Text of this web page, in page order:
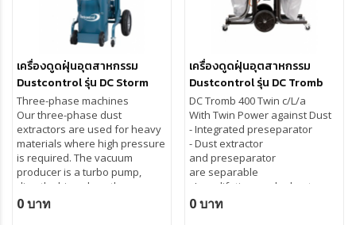
เครื่องดูดฝุ่นอุตสาหกรรม
Dustcontrol รุ่น DC Storm
500 c/L/a
Three-phase machines
Our three-phase dust
extractors are used for heavy
materials where high pressure
is required. The vacuum
producer is a turbo pump,
directly driven by a three-
phase motor. Our dependable
0 บาท
เครื่องดูดฝุ่นอุตสาหกรรม
Dustcontrol รุ่น DC Tromb
400 Twin c/L/a
DC Tromb 400Twin c/L/a
With Twin Power against Dust
- Integrated preseparator
- Dust extractor
and preseparator
are separable
- Long lifetime and robust
construction
0 บาท